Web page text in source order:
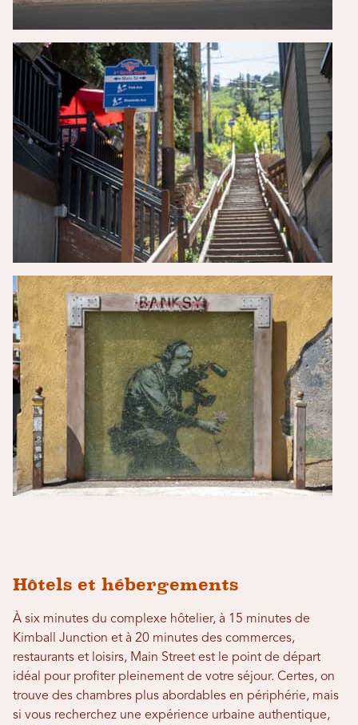
Hôtels et hébergements
À six minutes du complexe hôtelier, à 15 minutes de
Kimball Junction et à 20 minutes des commerces,
restaurants et loisirs, Main Street est le point de départ
idéal pour profiter pleinement de votre séjour. Certes, on
trouve des chambres plus abordables en périphérie, mais
si vous recherchez une expérience urbaine authentique,